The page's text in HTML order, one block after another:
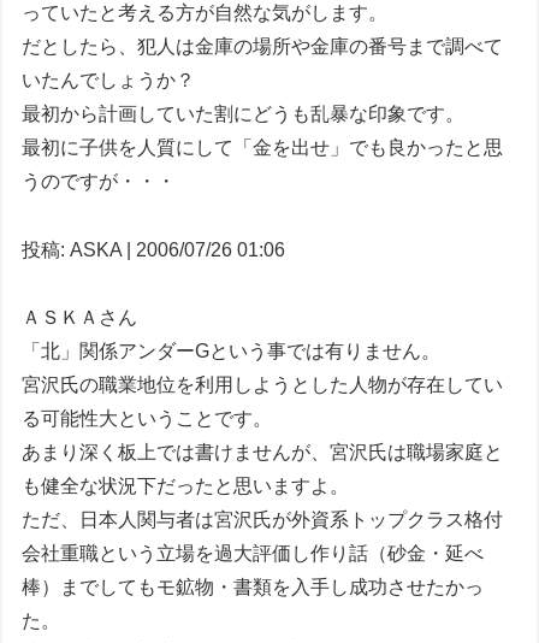
っていたと考える方が自然な気がします。
だとしたら、犯人は金庫の場所や金庫の番号まで調べて
いたんでしょうか？
最初から計画していた割にどうも乱暴な印象です。
最初に子供を人質にして「金を出せ」でも良かったと思
うのですが・・・
投稿: ASKA | 2006/07/26 01:06
ＡＳＫＡさん
「北」関係アンダーGという事では有りません。
宮沢氏の職業地位を利用しようとした人物が存在してい
る可能性大ということです。
あまり深く板上では書けませんが、宮沢氏は職場家庭と
も健全な状況下だったと思いますよ。
ただ、日本人関与者は宮沢氏が外資系トップクラス格付
会社重職という立場を過大評価し作り話（砂金・延べ
棒）までしてもモ鉱物・書類を入手し成功させたかっ
た。